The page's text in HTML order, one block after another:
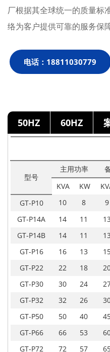
厂根据其全球统一的质量标
络为客户提供可靠的服务保障
电话：18811030779
50HZ 60HZ
型号
主用功率
KVA
KW
GT-P10
10 8 9
GT-P14A
14 11 13
GT-P14B
14 11 13
GT-P16
16 13
GT-P22
22 18
GT-P30
30 24
GT-P32
32 26
GT-P50
50 40
GT-P66
66 53
GT-P72
72 57